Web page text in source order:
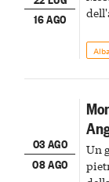
16 AGO
03 AGO
08 AGO
Un